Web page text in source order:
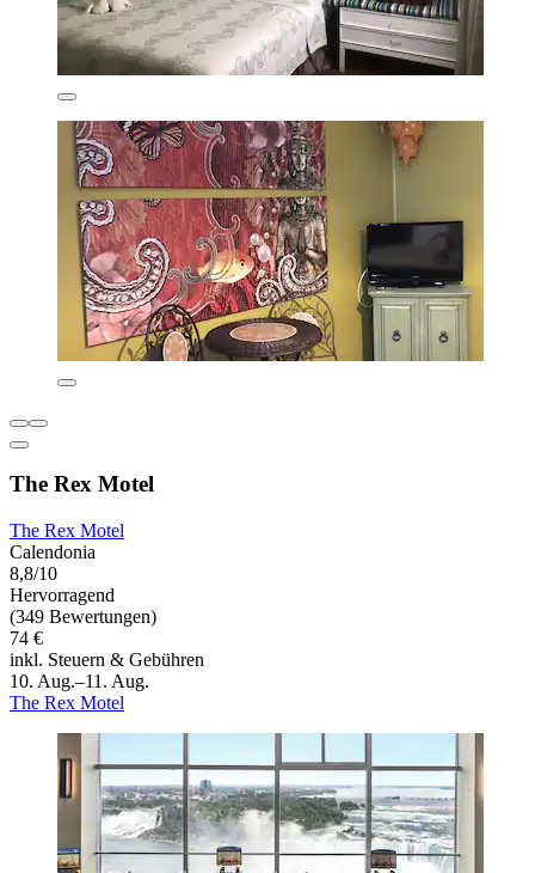
The Rex Motel
The Rex Motel
Calendonia
8,8/10
Hervorragend
(349 Bewertungen)
74 €
inkl. Steuern & Gebühren
10. Aug.–11. Aug.
The Rex Motel